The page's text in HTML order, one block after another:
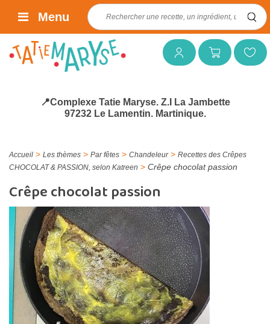
Mon compteMon panierMes favoris
Rechercher :
Menu
📍Complexe Tatie Maryse. Z.I La Jambette
97232 Le Lamentin. Martinique.
Accueil > Les thèmes > Par fêtes > Chandeleur> Recettes des Crêpes
CHOCOLAT & PASSION, selon Katreen > Crêpe chocolat passion
Crêpe chocolat passion